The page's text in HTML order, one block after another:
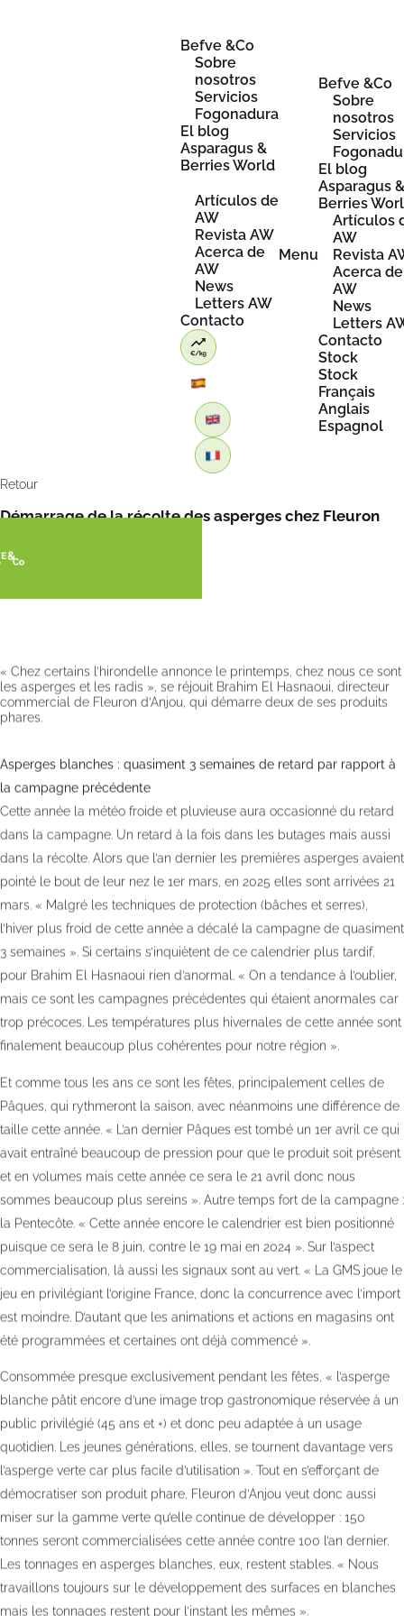
Befve &Co
Sobre
nosotros
Servicios
Fogonadura
El blog
Asparagus &
Berries World
Artículos de
AW
Revista AW
Acerca de
AW
News
Letters AW
Contacto
Menu
Befve &Co
Sobre
nosotros
Servicios
El blog
Asparagus
Berries
Artículos
AW
Revista
Acerca de
AW
News
Letters
Contacto
Stock
Stock
Français
Anglais
Espagnol
Retour
Démarrage de la récolte des asperges chez Fleuron
« Chez certains l’hirondelle annonce le printemps, chez nous ce sont
les asperges et les radis », se réjouit Brahim El Hasnaoui, directeur
commercial de Fleuron d’Anjou, qui démarre deux de ses produits
phares.
Asperges blanches : quasiment 3 semaines de retard par rapport à
la campagne précédente
Cette année la météo froide et pluvieuse aura occasionné du retard
dans la campagne. Un retard à la fois dans les butages mais aussi
dans la récolte. Alors que l’an dernier les premières asperges avaient
pointé le bout de leur nez le 1er mars, en 2025 elles sont arrivées 21
mars. « Malgré les techniques de protection (bâches et serres),
l’hiver plus froid de cette année a décalé la campagne de quasiment
3 semaines ». Si certains s’inquiètent de ce calendrier plus tardif,
pour Brahim El Hasnaoui rien d’anormal. « On a tendance à l’oublier,
mais ce sont les campagnes précédentes qui étaient anormales car
trop précoces. Les températures plus hivernales de cette année sont
finalement beaucoup plus cohérentes pour notre région ».
Et comme tous les ans ce sont les fêtes, principalement celles de
Pâques, qui rythmeront la saison, avec néanmoins une différence de
taille cette année. « L’an dernier Pâques est tombé un 1er avril ce qui
avait entraîné beaucoup de pression pour que le produit soit présent
et en volumes mais cette année ce sera le 21 avril donc nous
sommes beaucoup plus sereins ». Autre temps fort de la campagne :
la Pentecôte. « Cette année encore le calendrier est bien positionné
puisque ce sera le 8 juin, contre le 19 mai en 2024 ». Sur l’aspect
commercialisation, là aussi les signaux sont au vert. « La GMS joue le
jeu en privilégiant l’origine France, donc la concurrence avec l’import
est moindre. D’autant que les animations et actions en magasins ont
été programmées et certaines ont déjà commencé ».
Consommée presque exclusivement pendant les fêtes, « l’asperge
blanche pâtit encore d’une image trop gastronomique réservée à un
public privilégié (45 ans et +) et donc peu adaptée à un usage
quotidien. Les jeunes générations, elles, se tournent davantage vers
l’asperge verte car plus facile d’utilisation ». Tout en s’efforçant de
démocratiser son produit phare, Fleuron d’Anjou veut donc aussi
miser sur la gamme verte qu’elle continue de développer : 150
tonnes seront commercialisées cette année contre 100 l’an dernier.
Les tonnages en asperges blanches, eux, restent stables. « Nous
travaillons toujours sur le développement des surfaces en blanches
mais les tonnages restent pour l’instant les mêmes ».